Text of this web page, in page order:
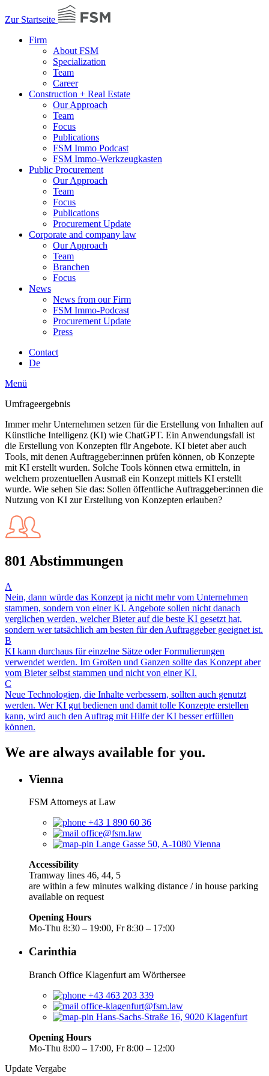
Zur Startseite
Firm
About FSM
Specialization
Team
Career
Construction + Real Estate
Our Approach
Team
Focus
Publications
FSM Immo Podcast
FSM Immo-Werkzeugkasten
Public Procurement
Our Approach
Team
Focus
Publications
Procurement Update
Corporate and company law
Our Approach
Team
Branchen
Focus
News
News from our Firm
FSM Immo-Podcast
Procurement Update
Press
Contact
De
Menü
Umfrageergebnis
Immer mehr Unternehmen setzen für die Erstellung von Inhalten auf
Künstliche Intelligenz (KI) wie ChatGPT. Ein Anwendungsfall ist
die Erstellung von Konzepten für Angebote. KI bietet aber auch
Tools, mit denen Auftraggeber:innen prüfen können, ob Konzepte
mit KI erstellt wurden. Solche Tools können etwa ermitteln, in
welchem prozentuellen Ausmaß ein Konzept mittels KI erstellt
wurde. Wie sehen Sie das: Sollen öffentliche Auftraggeber:innen die
Nutzung von KI zur Erstellung von Konzepten erlauben?
801 Abstimmungen
A
Nein, dann würde das Konzept ja nicht mehr vom Unternehmen
stammen, sondern von einer KI. Angebote sollen nicht danach
verglichen werden, welcher Bieter auf die beste KI gesetzt hat,
sondern wer tatsächlich am besten für den Auftraggeber geeignet ist.
B
KI kann durchaus für einzelne Sätze oder Formulierungen
verwendet werden. Im Großen und Ganzen sollte das Konzept aber
vom Bieter selbst stammen und nicht von einer KI.
C
Neue Technologien, die Inhalte verbessern, sollten auch genutzt
werden. Wer KI gut bedienen und damit tolle Konzepte erstellen
kann, wird auch den Auftrag mit Hilfe der KI besser erfüllen
können.
We are always available for you.
Vienna
FSM Attorneys at Law
+43 1 890 60 36
office@fsm.law
Lange Gasse 50, A-1080 Vienna
Accessibility
Tramway lines 46, 44, 5
are within a few minutes walking distance / in house parking
available on request
Opening Hours
Mo-Thu 8:30 – 19:00, Fr 8:30 – 17:00
Carinthia
Branch Office Klagenfurt am Wörthersee
+43 463 203 339
office-klagenfurt@fsm.law
Hans-Sachs-Straße 16, 9020 Klagenfurt
Opening Hours
Mo-Thu 8:00 – 17:00, Fr 8:00 – 12:00
Update Vergabe